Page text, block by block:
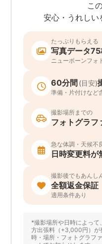
こ
安心・うれしい
たっぷりもらえる
写真データ
ニューボーンフォ
60分間(目安)
準備・片付けなど
撮影場所までの
フォトグラフ
急な体調・天候不
日時変更料が
撮影後でもあんし
全額返金保証
適用条件あり
*撮影場所や日時によって
方出張料（+3,000円）が
時・場所・フォトグラフ